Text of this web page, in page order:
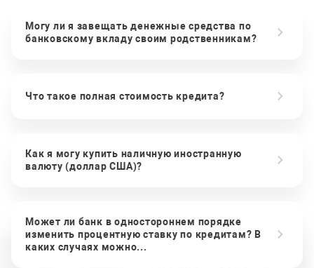
Могу ли я завещать денежные средства по
банковскому вкладу своим родственникам?
Что такое полная стоимость кредита?
Как я могу купить наличную иностранную
валюту (доллар США)?
Может ли банк в одностороннем порядке
изменить процентную ставку по кредитам? В
каких случаях можно...